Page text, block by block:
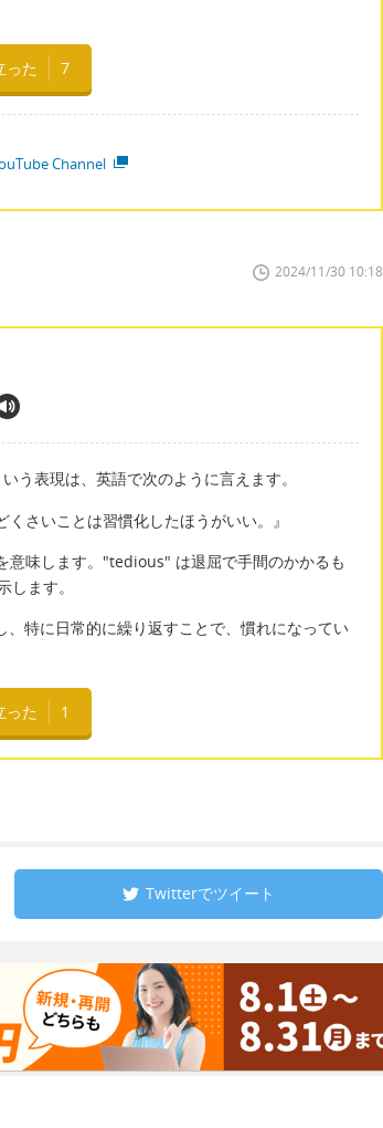
った 7
Channel
2024/11/30 10:18
う表現は、英語で次のように言えます。
さいことは習慣化したほうがいい。』
味します。"tedious" は退屈で手間のかかるも
ます。
特に日常的に繰り返すことで、慣れになってい
った 1
Twitterでツイート